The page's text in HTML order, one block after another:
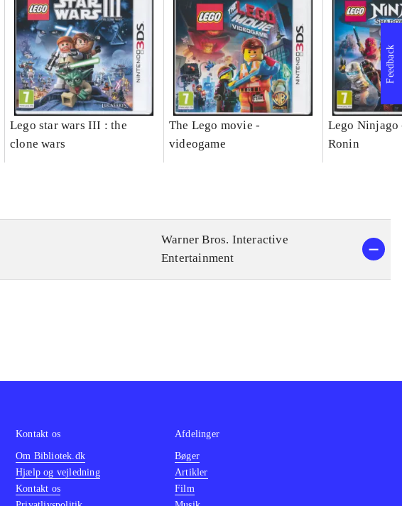
Lego star wars III : the
clone wars
The Lego movie -
videogame
Lego Ninjago
Ronin
Warner Bros. Interactive
Entertainment
Feedback
Kontakt os
Om Bibliotek.dk
Hjælp og vejledning
Kontakt os
Afdelinger
Bøger
Artikler
Film